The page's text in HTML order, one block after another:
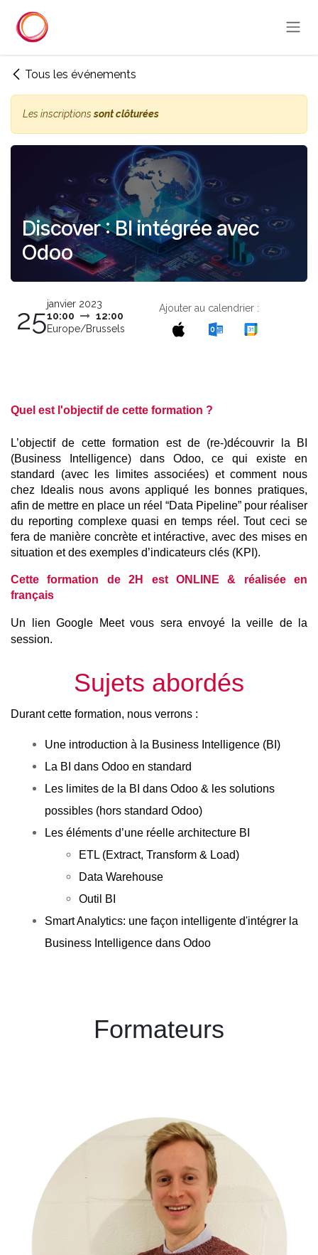
Tous les événements
Les inscriptionssont clôturées
Discover : BI intégrée avec
Odoo
25janvier 2023
10:00
12:00
Europe/Brussels
Ajouter au calendrier :
Quel est l'objectif de cette formation ?
L’objectif de cette formation est de (re-)découvrir la BI
(Business Intelligence) dans Odoo, ce qui existe en
standard (avec les limites associées) et comment nous
chez Idealis nous avons appliqué les bonnes pratiques,
afin de mettre en place un réel “Data Pipeline” pour réaliser
du reporting complexe quasi en temps réel. Tout ceci se
fera de manière concrète et intéractive, avec des mises en
situation et des exemples d’indicateurs clés (KPI).
Cette formation de 2H est ONLINE & réalisée en
français
Un lien Google Meet vous sera envoyé la veille de la
session.
Sujets abordés
Durant cette formation, nous verrons :
Une introduction à la Business Intelligence (BI)
La BI dans Odoo en standard
Les limites de la BI dans Odoo & les solutions
possibles (hors standard Odoo)
Les éléments d’une réelle architecture BI
ETL (Extract, Transform & Load)
Data Warehouse
Outil BI
Smart Analytics: une façon intelligente d'intégrer la
Business Intelligence dans Odoo
Formateurs